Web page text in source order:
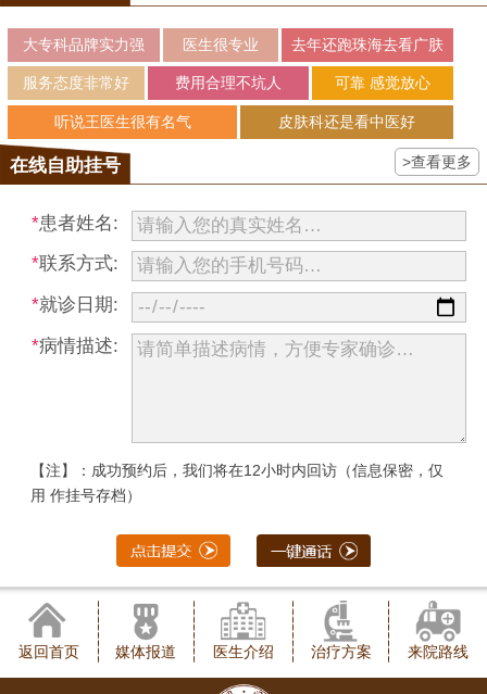
大专科品牌实力强 医生很专业 去年还跑珠海去看广肤
服务态度非常好 费用合理不坑人 可靠 感觉放心
听说王医生很有名气 皮肤科还是看中医好
在线自助挂号 >查看更多
*患者姓名:
*联系方式:
*就诊日期:
*病情描述:
【注】：成功预约后，我们将在12小时内回访（信息保密，仅
用 作挂号存档）
返回首页 媒体报道 医生介绍 治疗方案 来院路线